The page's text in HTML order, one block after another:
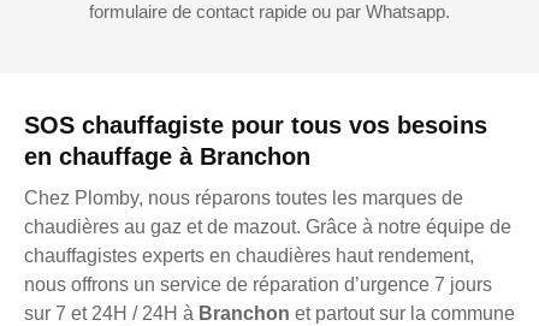
SOS chauffagiste pour tous vos besoins
en chauffage à Branchon
Chez Plomby, nous réparons toutes les marques de
chaudières au gaz et de mazout. Grâce à notre équipe de
chauffagistes experts en chaudières haut rendement,
nous offrons un service de réparation d’urgence 7 jours
sur 7 et 24H / 24H à Branchon et partout sur la commune
formulaire de contact rapide ou par Whatsapp.